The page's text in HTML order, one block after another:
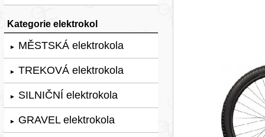
Kategorie elektrokol
► MĚSTSKÁ elektrokola
► TREKOVÁ elektrokola
► SILNIČNÍ elektrokola
► GRAVEL elektrokola